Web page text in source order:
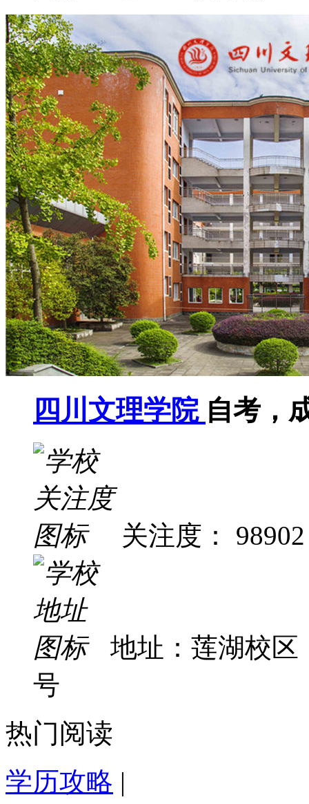
四川文理学院 自考，
关注度： 98902
地址：莲湖校区
号
热门阅读
学历攻略 |